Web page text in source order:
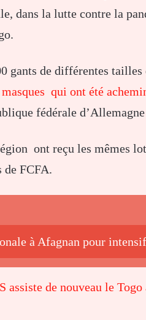
dans la lutte contre la
gants de différentes
masques qui ont été
fédérale
ont reçu les mêmes
FCFA.
à Afagnan pour
assiste de nouveau le